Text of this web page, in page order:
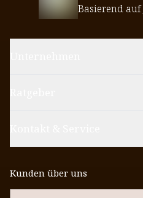
Basierend auf
Kunden über uns